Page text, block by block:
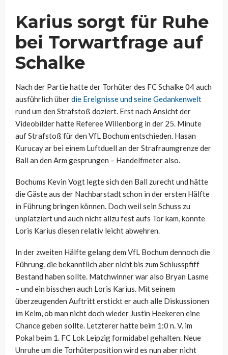
Karius sorgt für Ruhe
bei Torwartfrage auf
Schalke
Nach der Partie hatte der Torhüter des FC Schalke 04 auch
ausführlich überdie Ereignisse und seine Gedankenwelt
rund um den Strafstoß doziert. Erst nach Ansicht der
Videobilder hatte Referee Willenborg in der 25. Minute
auf Strafstoß für den VfL Bochum entschieden. Hasan
Kurucay ar bei einem Luftduell an der Strafraumgrenze der
Ball an den Arm gesprungen – Handelfmeter also.
Bochums Kevin Vogt legte sich den Ball zurecht und hätte
die Gäste aus der Nachbarstadt schon in der ersten Hälfte
in Führung bringen können. Doch weil sein Schuss zu
unplatziert und auch nicht allzu fest aufs Tor kam, konnte
Loris Karius diesen relativ leicht abwehren.
In der zweiten Hälfte gelang dem VfL Bochum dennoch die
Führung, die bekanntlich aber nicht bis zum Schlusspfiff
Bestand haben sollte. Matchwinner war also Bryan Lasme
– und ein bisschen auch Loris Karius. Mit seinem
überzeugenden Auftritt erstickt er auch alle Diskussionen
im Keim, ob man nicht doch wieder Justin Heekeren eine
Chance geben sollte. Letzterer hatte beim 1:0 n. V. im
Pokal beim 1. FC Lok Leipzig formidabel gehalten. Neue
Unruhe um die Torhüterposition wird es nun aber nicht